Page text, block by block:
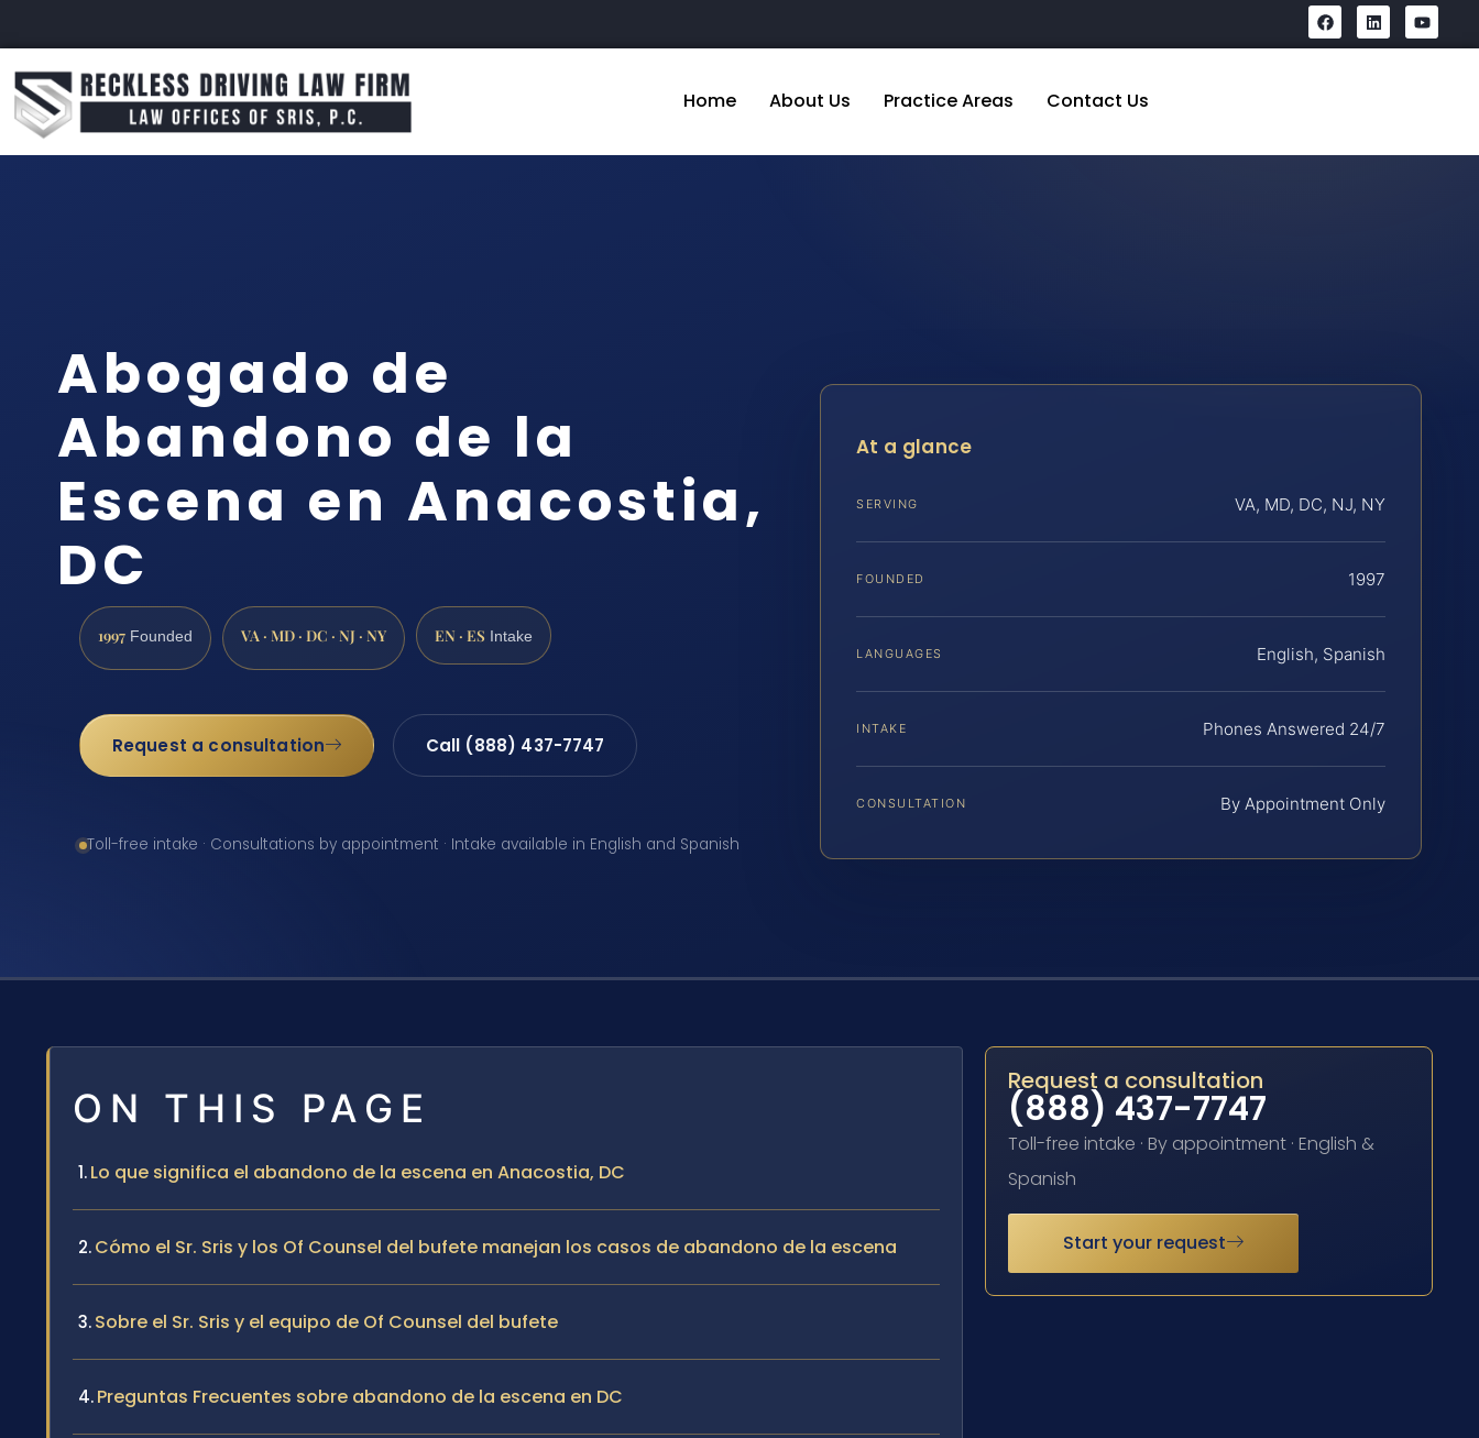
Home About Us Practice Areas Contact Us
Abogado de
Abandono de la
Escena en Anacostia,
DC
1997 Founded VA · MD · DC · NJ · NY EN · ES Intake
Request a consultation Call (888) 437-7747
Toll-free intake · Consultations by appointment · Intake available in English and Spanish
At a glance
SERVING VA, MD, DC, NJ, NY
FOUNDED 1997
LANGUAGES English, Spanish
INTAKE Phones Answered 24/7
CONSULTATION By Appointment Only
ON THIS PAGE
Lo que significa el abandono de la escena en Anacostia, DC
Cómo el Sr. Sris y los Of Counsel del bufete manejan los casos de abandono de la escena
Sobre el Sr. Sris y el equipo de Of Counsel del bufete
Preguntas Frecuentes sobre abandono de la escena en DC
Request a consultation
(888) 437-7747
Toll-free intake · By appointment · English &
Spanish
Start your request